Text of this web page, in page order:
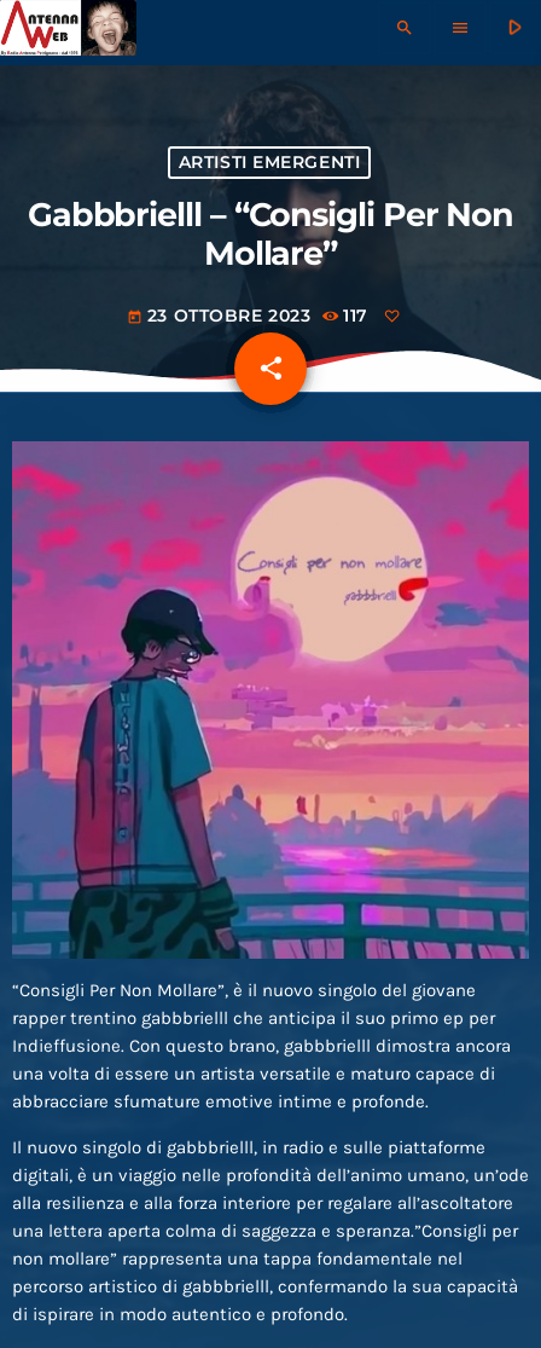
search menu play_arrow
ARTISTI EMERGENTI
Gabbbrielll – “Consigli Per Non
Mollare”
today 23 OTTOBRE 2023 117
share
email
“Consigli Per Non Mollare”, è il nuovo singolo del giovane
rapper trentino gabbbrielll che anticipa il suo primo ep per
Indieffusione. Con questo brano, gabbbrielll dimostra ancora
una volta di essere un artista versatile e maturo capace di
abbracciare sfumature emotive intime e profonde.
Il nuovo singolo di gabbbrielll, in radio e sulle piattaforme
digitali, è un viaggio nelle profondità dell’animo umano, un’ode
alla resilienza e alla forza interiore per regalare all’ascoltatore
una lettera aperta colma di saggezza e speranza.”Consigli per
non mollare” rappresenta una tappa fondamentale nel
percorso artistico di gabbbrielll, confermando la sua capacità
di ispirare in modo autentico e profondo.